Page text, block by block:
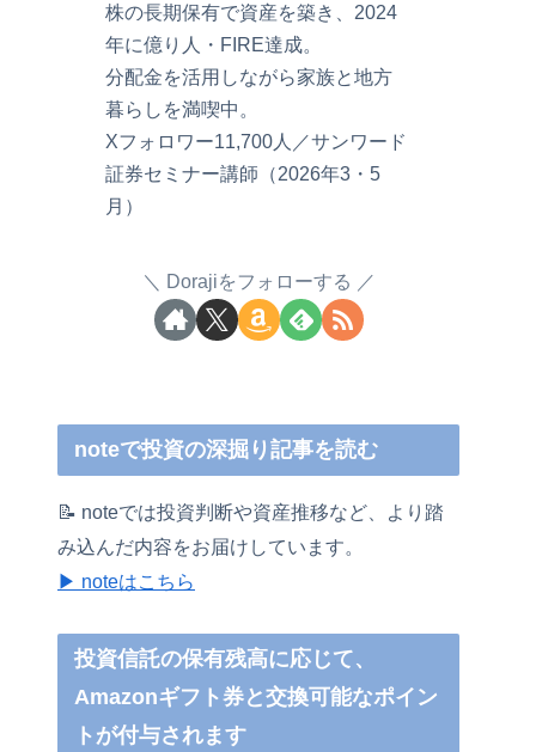
株の長期保有で資産を築き、2024
年に億り人・FIRE達成。
分配金を活用しながら家族と地方
暮らしを満喫中。
Xフォロワー11,700人／サンワード
証券セミナー講師（2026年3・5
月）
Dorajiをフォローする
noteで投資の深掘り記事を読む
📝 noteでは投資判断や資産推移など、より踏
み込んだ内容をお届けしています。
▶ noteはこちら
投資信託の保有残高に応じて、
Amazonギフト券と交換可能なポイン
トが付与されます